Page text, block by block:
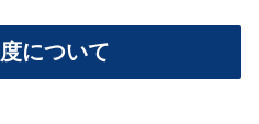
について